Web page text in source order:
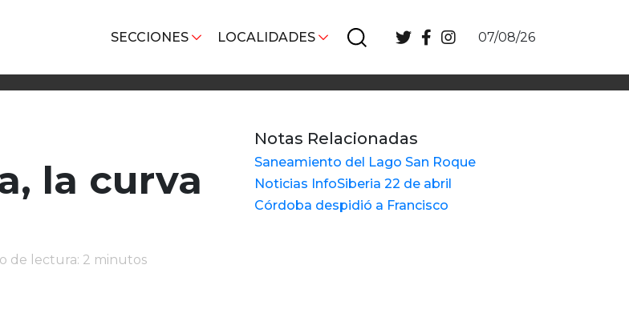
SECCIONES LOCALIDADES 07/08/26
la curva
de lectura: 2 minutos
Notas Relacionadas
Saneamiento del Lago San Roque
Noticias InfoSiberia 22 de abril
Córdoba despidió a Francisco